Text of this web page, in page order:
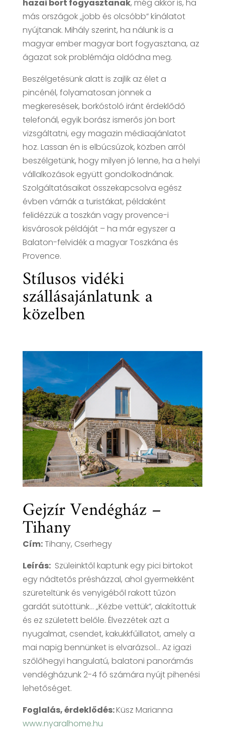
hazai bort fogyasztanak, még akkor is, ha
más országok „jobb és olcsóbb” kínálatot
nyújtanak. Mihály szerint, ha nálunk is a
magyar ember magyar bort fogyasztana, az
ágazat sok problémája oldódna meg.
Beszélgetésünk alatt is zajlik az élet a
pincénél, folyamatosan jönnek a
megkeresések, borkóstoló iránt érdeklődő
telefonál, egyik borász ismerős jön bort
vizsgáltatni, egy magazin médiaajánlatot
hoz. Lassan én is elbúcsúzok, közben arról
beszélgetünk, hogy milyen jó lenne, ha a helyi
vállalkozások együtt gondolkodnának.
Szolgáltatásaikat összekapcsolva egész
évben várnák a turistákat, példaként
felidézzük a toszkán vagy provence-i
kisvárosok példáját – ha már egyszer a
Balaton-felvidék a magyar Toszkána és
Provence.
Stílusos vidéki
szállásajánlatunk a
közelben
Gejzír Vendégház –
Tihany
Cím:Tihany, Cserhegy
Leírás:Szüleinktől kaptunk egy pici birtokot
egy nádtetős présházzal, ahol gyermekként
szüreteltünk és venyigéből rakott tűzön
gardát sütöttünk… „Kézbe vettük”, alakítottuk
és ez született belőle. Élvezzétek azt a
nyugalmat, csendet, kakukkfűillatot, amely a
mai napig bennünket is elvarázsol… Az igazi
szőlőhegyi hangulatú, balatoni panorámás
vendégházunk 2-4 fő számára nyújt pihenési
lehetőséget.
Foglalás, érdeklődés:Küsz Marianna
www.nyaralhome.hu